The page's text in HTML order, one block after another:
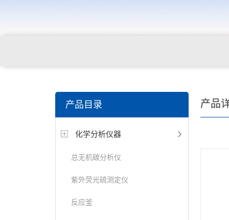
产品目录
化学分析仪器
总无机碳分析仪
紫外荧光硫测定仪
反应釜
产品